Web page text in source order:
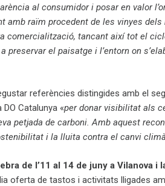
al consumidor i posar en valor
amb raïm procedent de les vinyes dels
comercialització, tancant així tot el
el paisatge i l’entorn on
referències distingides amb el
Catalunya «per donar visibilitat als
petjada de carboni. Amb aquest
i la lluita contra el canvi
de l’11 al 14 de juny a Vilanova i
oferta de tastos i activitats lligades